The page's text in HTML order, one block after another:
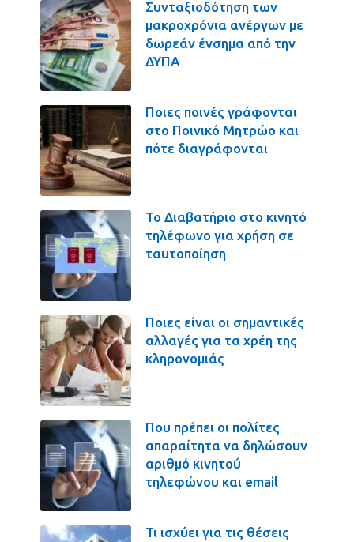
Συνταξιοδότηση των
μακροχρόνια ανέργων με
δωρεάν ένσημα από την
ΔΥΠΑ
Ποιες ποινές γράφονται
στο Ποινικό Μητρώο και
πότε διαγράφονται
Το Διαβατήριο στο κινητό
τηλέφωνο για χρήση σε
ταυτοποίηση
Ποιες είναι οι σημαντικές
αλλαγές για τα χρέη της
κληρονομιάς
Που πρέπει οι πολίτες
απαραίτητα να δηλώσουν
αριθμό κινητού
τηλεφώνου και email
Τι ισχύει για τις θέσεις